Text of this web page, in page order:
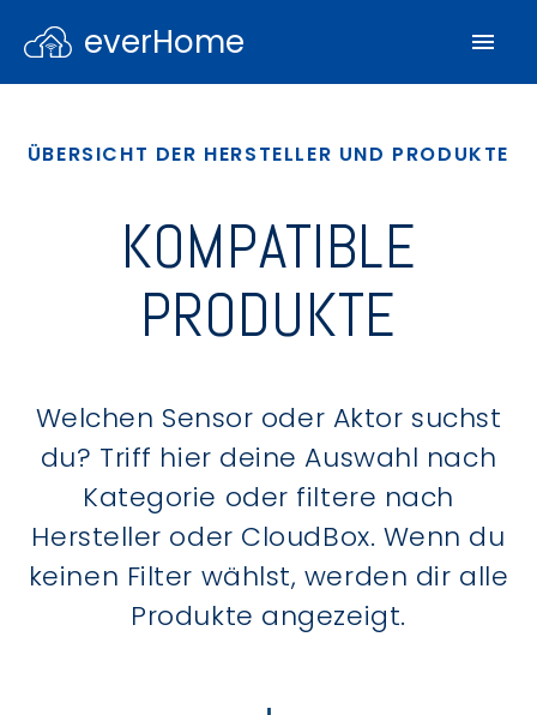
everHome
ÜBERSICHT DER HERSTELLER UND PRODUKTE
KOMPATIBLE
PRODUKTE
Welchen Sensor oder Aktor suchst
du? Triff hier deine Auswahl nach
Kategorie oder filtere nach
Hersteller oder CloudBox. Wenn du
keinen Filter wählst, werden dir alle
Produkte angezeigt.